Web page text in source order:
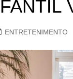
ENTRETENIMENTO